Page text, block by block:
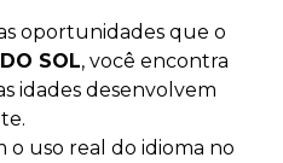
oportunidades que o
SOL, você encontra
idades desenvolvem
uso real do idioma no